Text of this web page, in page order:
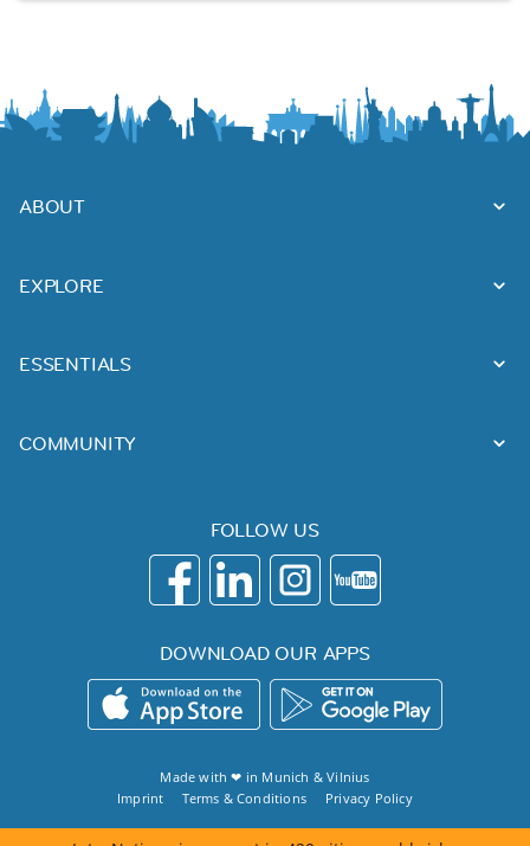
ABOUT
EXPLORE
ESSENTIALS
COMMUNITY
FOLLOW US
DOWNLOAD OUR APPS
Made with ❤ in Munich &Vilnius
Imprint
Terms & Conditions Privacy Policy